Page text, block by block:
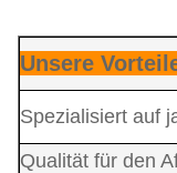
Unsere
Spezialisiert auf
Qualität für den